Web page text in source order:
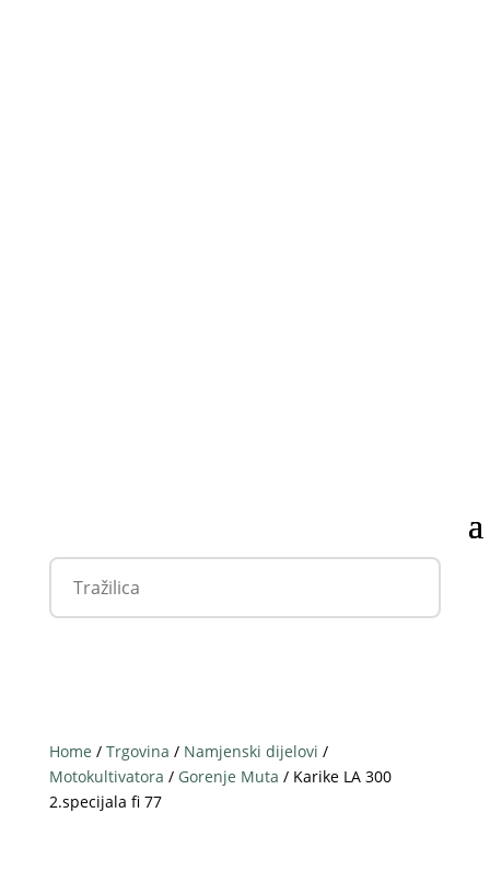
Home / Trgovina / Namjenski dijelovi /
Motokultivatora / Gorenje Muta / Karike LA 300
2.specijala fi 77